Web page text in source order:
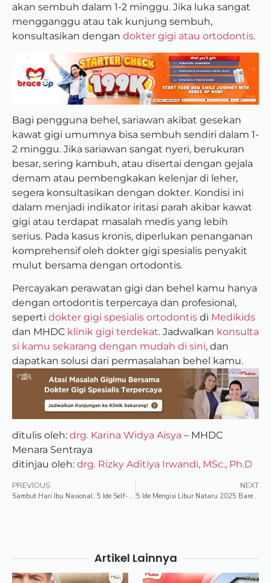
akan sembuh dalam 1-2 minggu. Jika luka sangat
mengganggu atau tak kunjung sembuh,
konsultasikan dengan dokter gigi atau ortodontis.
Bagi pengguna behel, sariawan akibat gesekan
kawat gigi umumnya bisa sembuh sendiri dalam 1-
2 minggu. Jika sariawan sangat nyeri, berukuran
besar, sering kambuh, atau disertai dengan gejala
demam atau pembengkakan kelenjar di leher,
segera konsultasikan dengan dokter. Kondisi ini
dalam menjadi indikator iritasi parah akibar kawat
gigi atau terdapat masalah medis yang lebih
serius. Pada kasus kronis, diperlukan penanganan
komprehensif oleh dokter gigi spesialis penyakit
mulut bersama dengan ortodontis.
Percayakan perawatan gigi dan behel kamu hanya
dengan ortodontis terpercaya dan profesional,
seperti dokter gigi spesialis ortodontis di Medikids
dan MHDC klinik gigi terdekat. Jadwalkan konsulta
si kamu sekarang dengan mudah di sini, dan
dapatkan solusi dari permasalahan behel kamu.
ditulis oleh: drg. Karina Widya Aisya – MHDC
Menara Sentraya
ditinjau oleh: drg. Rizky Aditiya Irwandi, MSc., Ph.D
PREVIOUS
Sambut Hari Ibu Nasional, 5 Ide Self-Care Agar Moms Sehat & Bahagia
NEXT
5 Ide Mengisi Libur Nataru 2025 Bareng Keluarga
Artikel Lainnya